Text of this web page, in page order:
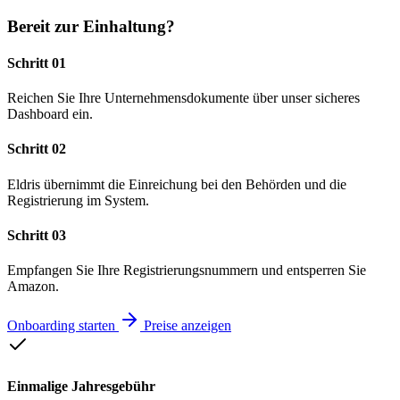
Bereit zur Einhaltung?
Schritt 01
Reichen Sie Ihre Unternehmensdokumente über unser sicheres
Dashboard ein.
Schritt 02
Eldris übernimmt die Einreichung bei den Behörden und die
Registrierung im System.
Schritt 03
Empfangen Sie Ihre Registrierungsnummern und entsperren Sie
Amazon.
Onboarding starten Preise anzeigen
Einmalige Jahresgebühr